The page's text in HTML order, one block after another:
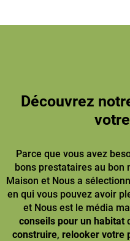
Découvrez
Parce que vous avez
bons prestataires au bon
Maison et Nous a
en qui vous pouvez avoir
et Nous est le média
conseils pour un habitat
construire, relooker votre